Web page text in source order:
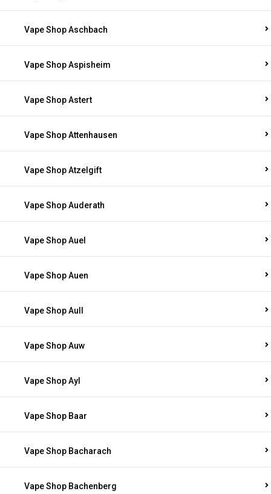
Vape Shop Aschbach
Vape Shop Aspisheim
Vape Shop Astert
Vape Shop Attenhausen
Vape Shop Atzelgift
Vape Shop Auderath
Vape Shop Auel
Vape Shop Auen
Vape Shop Aull
Vape Shop Auw
Vape Shop Ayl
Vape Shop Baar
Vape Shop Bacharach
Vape Shop Bachenberg